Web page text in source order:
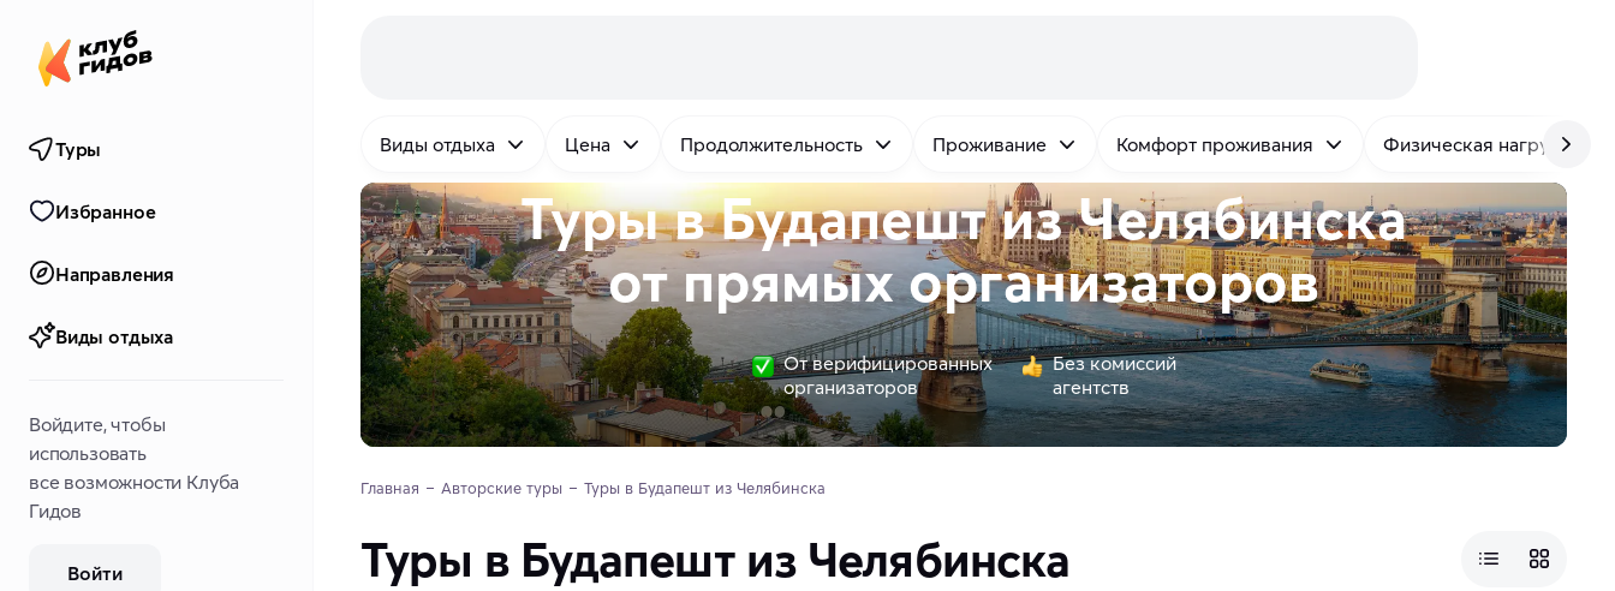
Туры
Избранное
Направления
Виды отдыха
Войдите, чтобы
использовать
все возможности Клуба
Гидов
Войти
Виды отдыха Цена Продолжительность Проживание Комфорт проживания Физическая нагрузка
Туры в Будапешт из Челябинска
отпрямыхорганизаторов
От верифицированных
организаторов
Без комиссий
агентств
Главная Авторские туры Туры в Будапешт из Челябинска
Туры в Будапешт из Челябинска